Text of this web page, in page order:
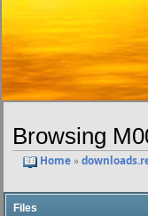
Browsing
Home»
Files